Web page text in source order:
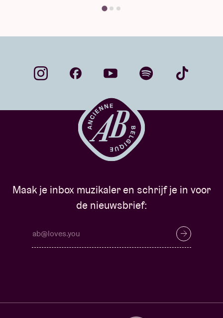
Maak je inbox muzikaler en schrijf je in voor
de nieuwsbrief: